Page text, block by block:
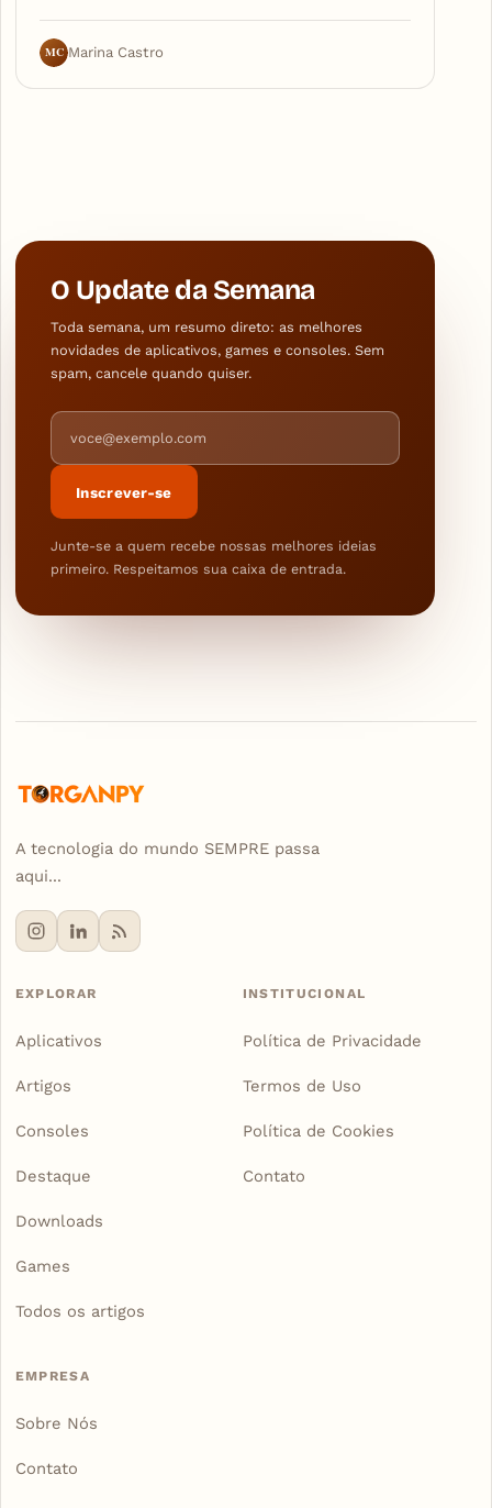
MC Marina Castro
O Update da Semana
Toda semana, um resumo direto: as melhores
novidades de aplicativos, games e consoles. Sem
spam, cancele quando quiser.
Endereço de e-mail
Inscrever-se
Junte-se a quem recebe nossas melhores ideias
primeiro. Respeitamos sua caixa de entrada.
A tecnologia do mundo SEMPRE passa
aqui...
EXPLORAR
Aplicativos
Artigos
Consoles
Destaque
Downloads
Games
Todos os artigos
INSTITUCIONAL
Política de Privacidade
Termos de Uso
Política de Cookies
Contato
EMPRESA
Sobre Nós
Contato